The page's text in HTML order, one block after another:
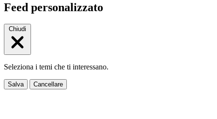
Feed personalizzato
Chiudi
Seleziona i temi che ti interessano.
Salva Cancellare